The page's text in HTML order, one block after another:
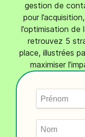
gestion de
pour
l’optimisation
retrouvez 5
place, illustrées
maximiser